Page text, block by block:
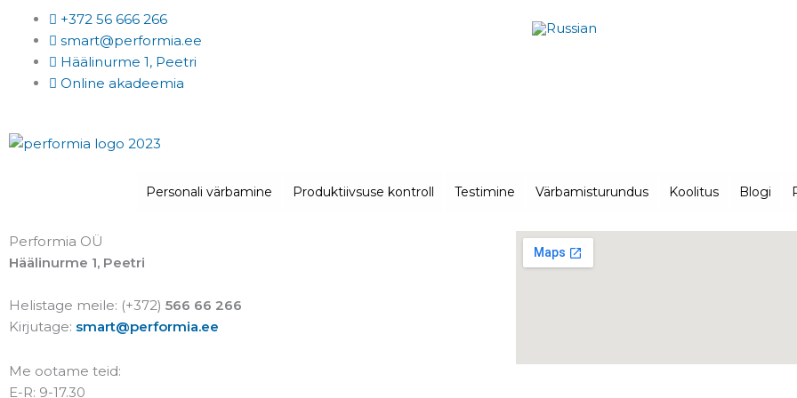
+372 56 666 266
smart@performia.ee
Häälinurme 1, Peetri
Online akadeemia
Personali värbamine Produktiivsuse kontroll Testimine Värbamisturundus Koolitus Blogi
Performia OÜ
Häälinurme 1, Peetri
Helistage meile: (+372) 566 66 266
Kirjutage: smart@performia.ee
Me ootame teid:
E-R: 9-17.30